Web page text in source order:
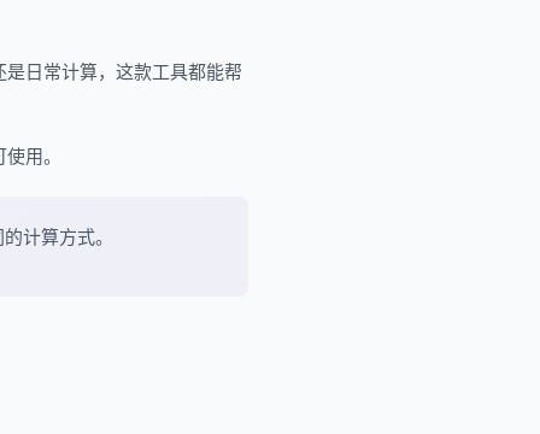
日常计算，这款工具都能帮
用。
计算方式。